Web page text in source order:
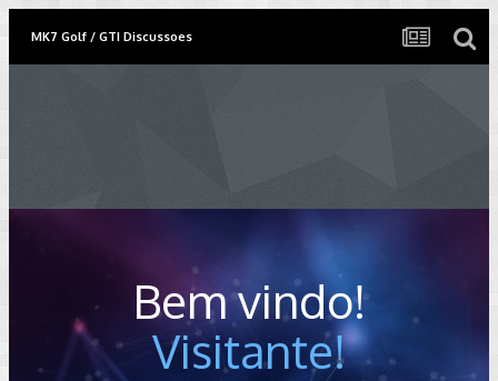
MK7 Golf / GTI Discussoes
Bem vindo!
Visitante!